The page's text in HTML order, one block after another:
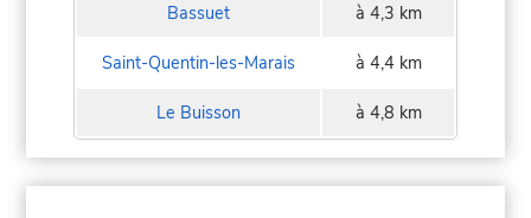
Bassuet à 4,3 km
Saint-Quentin-les-Marais à 4,4 km
Le Buisson à 4,8 km